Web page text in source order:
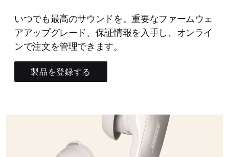
いつでも最高のサウンドを。重要なファームウェ
アアップグレード、保証情報を入手し、オンライ
ンで注文を管理できます。
製品を登録する